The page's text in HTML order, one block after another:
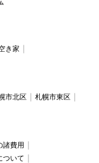
き家
市北区
札幌市東区
諸費用
ついて